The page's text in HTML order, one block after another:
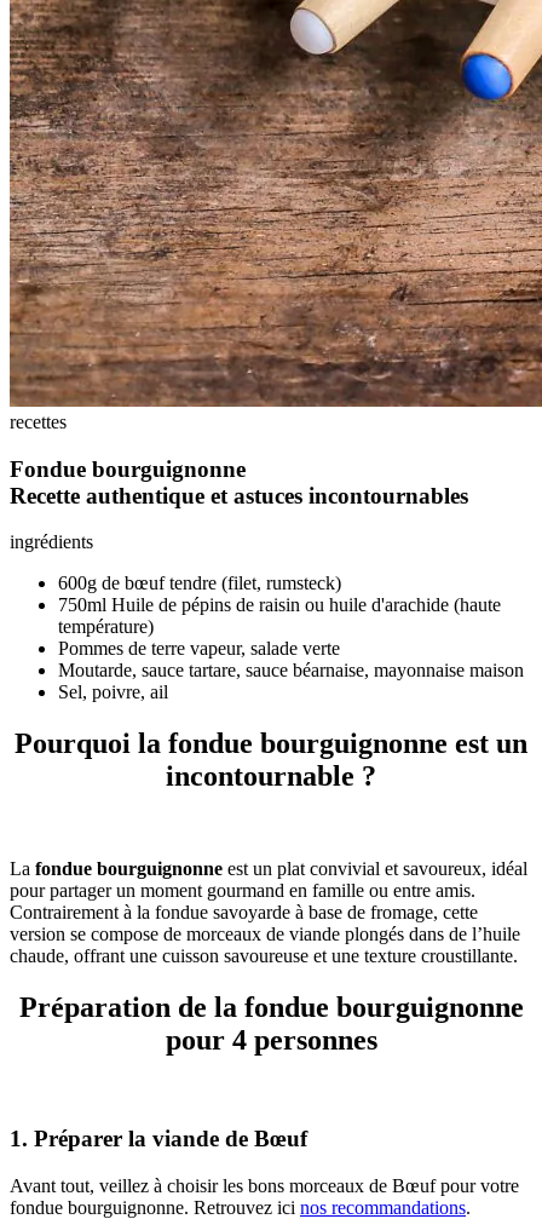
recettes
Fondue bourguignonne
Recette authentique et astuces incontournables
ingrédients
600g de bœuf tendre (filet, rumsteck)
750ml Huile de pépins de raisin ou huile d'arachide (haute
température)
Pommes de terre vapeur, salade verte
Moutarde, sauce tartare, sauce béarnaise, mayonnaise maison
Sel, poivre, ail
Pourquoi la fondue bourguignonne est un
incontournable ?
La fondue bourguignonne est un plat convivial et savoureux, idéal
pour partager un moment gourmand en famille ou entre amis.
Contrairement à la fondue savoyarde à base de fromage, cette
version se compose de morceaux de viande plongés dans de l’huile
chaude, offrant une cuisson savoureuse et une texture croustillante.
Préparation de la fondue bourguignonne
pour 4 personnes
1. Préparer la viande de Bœuf
Avant tout, veillez à choisir les bons morceaux de Bœuf pour votre
fondue bourguignonne. Retrouvez ici nos recommandations.